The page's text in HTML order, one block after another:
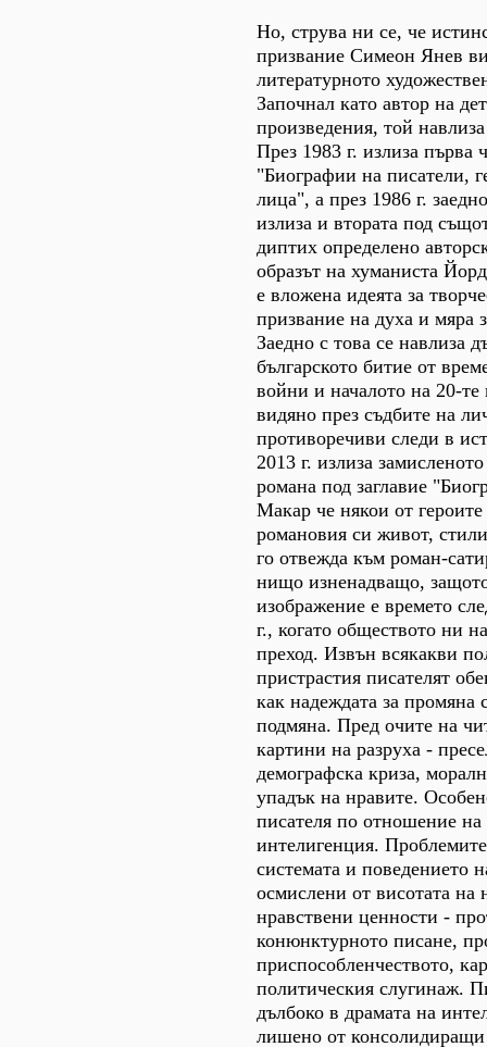
Но, струва ни се, че
призвание Симеон Янев
литературното
Започнал като автор на
произведения, той
През 1983 г. излиза първа
"Биографии на писатели,
лица", а през 1986 г.
излиза и втората под
диптих определено
образът на хуманиста
е вложена идеята за
призвание на духа и мяра
Заедно с това се навлиза
българското битие от
войни и началото на 20-
видяно през съдбите на
противоречиви следи в
2013 г. излиза
романа под заглавие
Макар че някои от
романовия си живот,
го отвежда към роман-
нищо изненадващо,
изображение е времето
г., когато обществото ни
преход. Извън всякакви
пристрастия писателят
как надеждата за промяна
подмяна. Пред очите на
картини на разруха -
демографска криза,
упадък на нравите.
писателя по отношение
интелигенция.
системата и поведението
осмислени от висотата на
нравствени ценности -
конюнктурното писане,
приспособленчеството,
политическия слугинаж.
дълбоко в драмата на
лишено от